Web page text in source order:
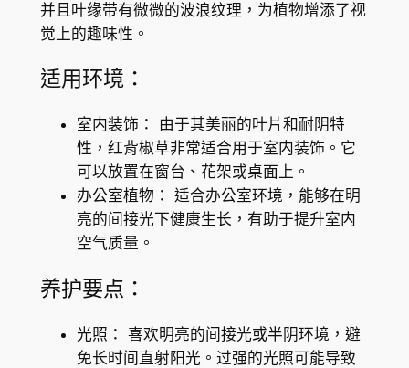
g
r
a
v
量
并且叶缘带有微微的波浪纹理，为植物增添了视
觉上的趣味性。
适用环境：
室内装饰： 由于其美丽的叶片和耐阴特
性，红背椒草非常适合用于室内装饰。它
可以放置在窗台、花架或桌面上。
办公室植物： 适合办公室环境，能够在明
亮的间接光下健康生长，有助于提升室内
空气质量。
养护要点：
光照： 喜欢明亮的间接光或半阴环境，避
免长时间直射阳光。过强的光照可能导致